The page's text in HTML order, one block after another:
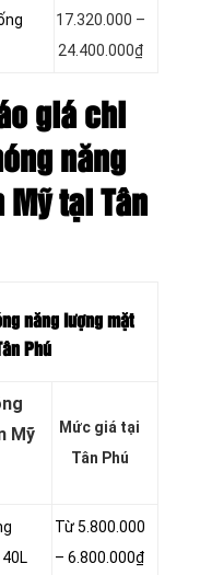
17.320.000 –
24.400.000₫
giá chi
năng
Mỹ tại Tân
năng lượng mặt
Phú
Mỹ
Mức giá tại
Tân Phú
Từ 5.800.000
– 6.800.000₫